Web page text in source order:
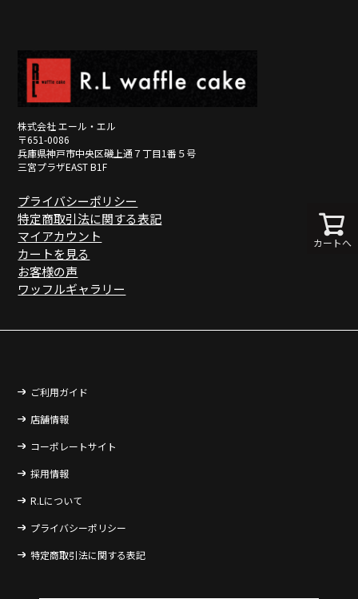
カートへ
株式会社 エール・エル
〒651-0086
兵庫県神戸市中央区磯上通７丁目1番５号
三宮プラザEAST B1F
プライバシーポリシー
特定商取引法に関する表記
マイアカウント
カートを見る
お客様の声
ワッフルギャラリー
ご利用ガイド
店舗情報
コーポレートサイト
採用情報
R.Lについて
プライバシーポリシー
特定商取引法に関する表記